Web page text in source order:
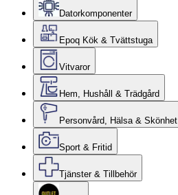
Datorkomponenter
Epoq Kök & Tvättstuga
Vitvaror
Hem, Hushåll & Trädgård
Personvård, Hälsa & Skönhet
Sport & Fritid
Tjänster & Tillbehör